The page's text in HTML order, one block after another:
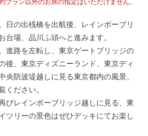
Contact
日の出桟橋を出航後、レインボーブリ
台場、品川ふ頭へと進みます。
進路を左転し、東京ゲートブリッジの
後、東京ディズニーランド、東京ディ
央防波堤越しに見る東京都内の風景、
ください。
びレインボーブリッジ越しに見る、東
ツリーの景色はぜひデッキにてお楽し